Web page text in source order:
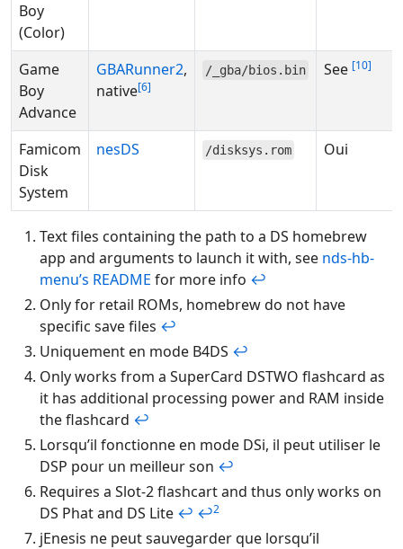
Boy
(Color)
Game
Boy
Advance
GBARunner2,
native 6
/_gba/bios.bin See 10
Famicom
Disk
System
nesDS /disksys.rom Oui
Text files containing the path to a DS homebrew
app and arguments to launch it with, see nds-hb-
menu’s README for more info ↩
Only for retail ROMs, homebrew do not have
specific save files ↩
Uniquement en mode B4DS ↩
Only works from a SuperCard DSTWO flashcard as
it has additional processing power and RAM inside
the flashcard ↩
Lorsqu’il fonctionne en mode DSi, il peut utiliser le
DSP pour un meilleur son ↩
Requires a Slot-2 flashcart and thus only works on
DS Phat and DS Lite ↩ ↩2
jEnesis ne peut sauvegarder que lorsqu’il